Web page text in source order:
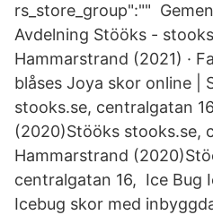
rs_store_group":""
Avdelning Stööks -
Hammarstrand (2021) ·
blåses Joya skor online
stooks.se, centralgatan
(2020)Stööks stooks.se,
Hammarstrand
centralgatan 16, Ice Bug
Icebug skor med